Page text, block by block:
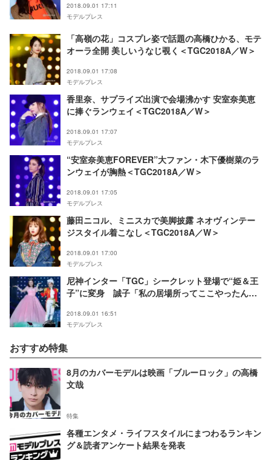
2018.09.01 17:11
モデルプレス
「高嶺の花」コスプレ姿で話題の高橋ひかる、モテ
オーラ全開 美しいうなじ覗く＜TGC2018A／W＞
2018.09.01 17:08
モデルプレス
香里奈、サプライズ出演で会場沸かす 安室奈美恵
に捧ぐランウェイ＜TGC2018A／W＞
2018.09.01 17:07
モデルプレス
“安室奈美恵FOREVER”大ファン・木下優樹菜のラ
ンウェイが胸熱＜TGC2018A／W＞
2018.09.01 17:05
モデルプレス
藤田ニコル、ミニスカで美脚披露 ネオヴィンテー
ジスタイル着こなし＜TGC2018A／W＞
2018.09.01 17:00
モデルプレス
尼神インター「TGC」シークレット登場で“姫＆王
子”に変身 誠子「私の居場所ってここやったん
2018.09.01 16:51
モデルプレス
おすすめ特集
8月のカバーモデルは映画「ブルーロック」の高橋
文哉
特集
各種エンタメ・ライフスタイルにまつわるランキン
グ＆読者アンケート結果を発表